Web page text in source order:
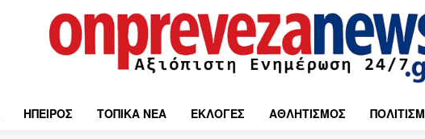
ΗΠΕΙΡΟΣ ΤΟΠΙΚΑ ΝΕΑ ΕΚΛΟΓΕΣ ΑΘΛΗΤΙΣΜΟΣ